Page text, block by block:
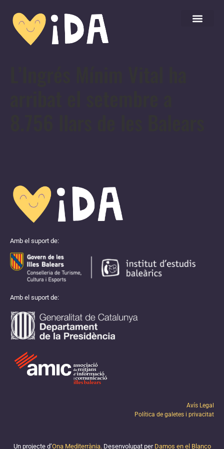
Amb el suport de:
Amb el suport de:
Avís Legal
Política de galetes i privacitat
Un projecte d’Ona Mediterrània. Desenvolupat per Damos en el Blanco